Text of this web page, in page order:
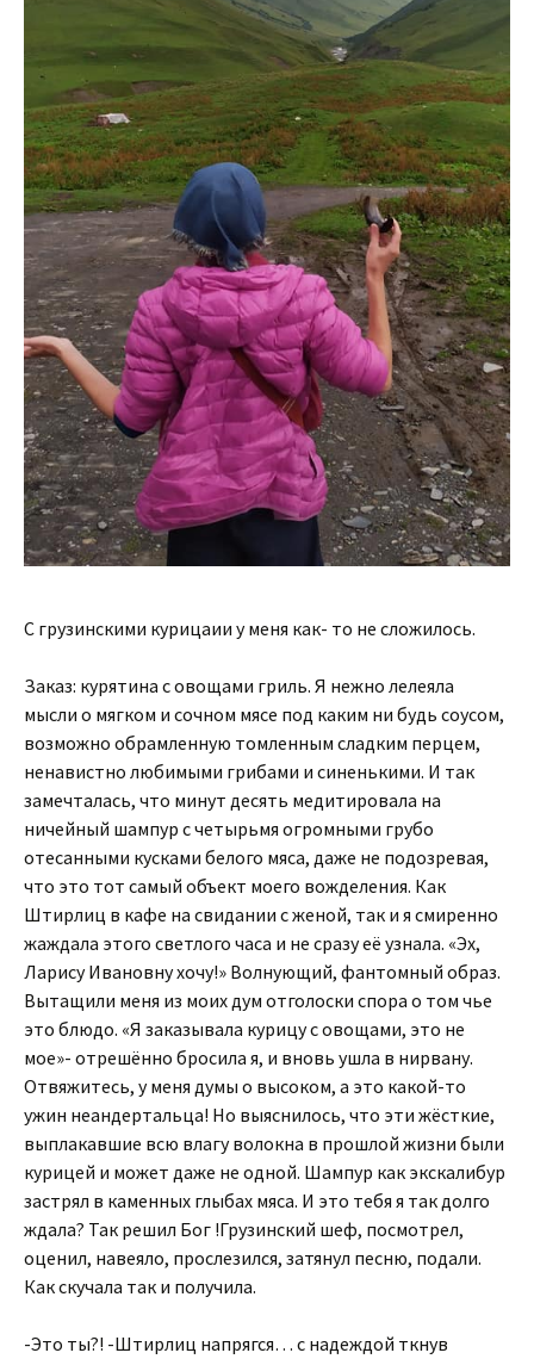
С грузинскими курицаии у меня как- то не сложилось.
Заказ: курятина с овощами гриль. Я нежно лелеяла
мысли о мягком и сочном мясе под каким ни будь соусом,
возможно обрамленную томленным сладким перцем,
ненавистно любимыми грибами и синенькими. И так
замечталась, что минут десять медитировала на
ничейный шампур с четырьмя огромными грубо
отесанными кусками белого мяса, даже не подозревая,
что это тот самый объект моего вожделения. Как
Штирлиц в кафе на свидании с женой, так и я смиренно
жаждала этого светлого часа и не сразу её узнала. «Эх,
Ларису Ивановну хочу!» Волнующий, фантомный образ.
Вытащили меня из моих дум отголоски спора о том чье
это блюдо. «Я заказывала курицу с овощами, это не
мое»- отрешённо бросила я, и вновь ушла в нирвану.
Отвяжитесь, у меня думы о высоком, а это какой-то
ужин неандертальца! Но выяснилось, что эти жёсткие,
выплакавшие всю влагу волокна в прошлой жизни были
курицей и может даже не одной. Шампур как экскалибур
застрял в каменных глыбах мяса. И это тебя я так долго
ждала? Так решил Бог !Грузинский шеф, посмотрел,
оценил, навеяло, прослезился, затянул песню, подали.
Как скучала так и получила.
-Это ты?! -Штирлиц напрягся… с надеждой ткнув